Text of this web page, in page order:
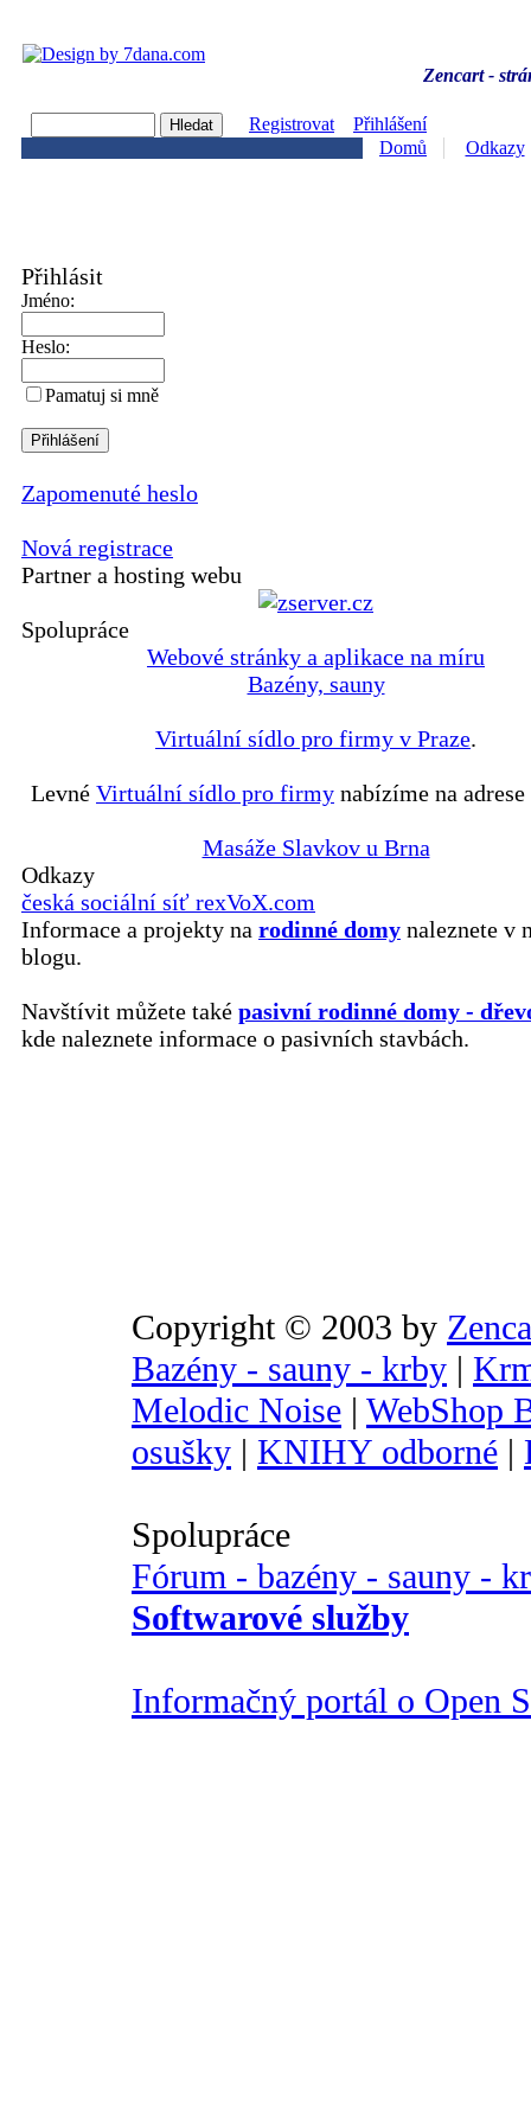
Zencart -
Registrovat
Přihlášení
Domů
Odkazy
Přihlásit
Jméno:
Heslo:
Pamatuj si mně
Zapomenuté heslo
Nová registrace
Partner a hosting webu
Spolupráce
Webové stránky a aplikace na míru
Bazény, sauny
Virtuální sídlo pro firmy v Praze.
Levné Virtuální sídlo pro firmy nabízíme na
Masáže Slavkov u Brna
Odkazy
česká sociální síť rexVoX.com
Informace a projekty na rodinné domy naleznete v
blogu.
Navštívit můžete také pasivní rodinné domy -
kde naleznete informace o pasivních stavbách.
Copyright © 2003 by
Bazény - sauny - krby |
Melodic Noise | WebShop
osušky | KNIHY odborné |
Spolupráce
Fórum - bazény - sauny -
Softwarové služby
Informačný portál o Open